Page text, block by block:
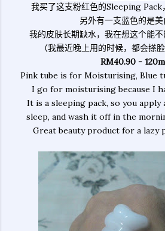
我买了这支粉红色的Sleeping Pack
另外有一支蓝色的是美
我的皮肤长期缺水，我在想这个能不
（我最近晚上用的时候，都会搽
RM40.90 -
Pink tube is for Moisturising, Blue
I go for moisturising because I
It is a sleeping pack, so you
sleep, and wash it off in the
Great beauty product for a lazy